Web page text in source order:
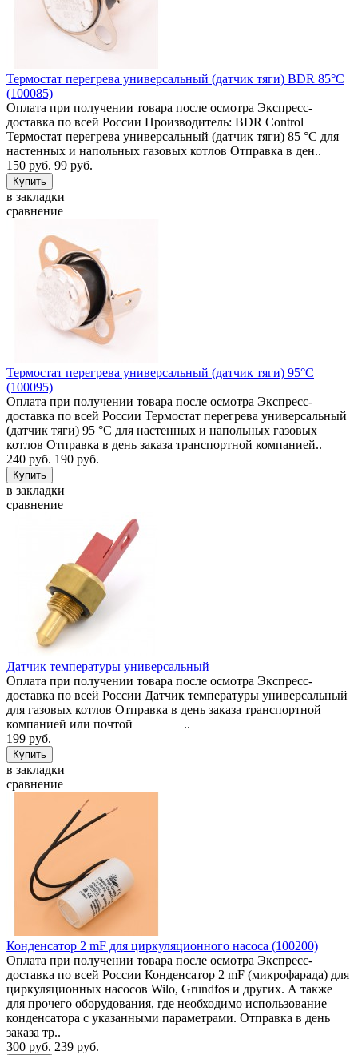
Термостат перегрева универсальный (датчик тяги) BDR 85°C
(100085)
Оплата при получении товара после осмотра Экспресс-
доставка по всей России Производитель: BDR Control
Термостат перегрева универсальный (датчик тяги) 85 °C для
настенных и напольных газовых котлов Отправка в ден..
150 руб. 99 руб.
в закладки
сравнение
Термостат перегрева универсальный (датчик тяги) 95°C
(100095)
Оплата при получении товара после осмотра Экспресс-
доставка по всей России Термостат перегрева универсальный
(датчик тяги) 95 °C для настенных и напольных газовых
котлов Отправка в день заказа транспортной компанией..
240 руб. 190 руб.
в закладки
сравнение
Датчик температуры универсальный
Оплата при получении товара после осмотра Экспресс-
доставка по всей России Датчик температуры универсальный
для газовых котлов Отправка в день заказа транспортной
компанией или почтой ..
199 руб.
в закладки
сравнение
Конденсатор 2 mF для циркуляционного насоса (100200)
Оплата при получении товара после осмотра Экспресс-
доставка по всей России Конденсатор 2 mF (микрофарада) для
циркуляционных насосов Wilo, Grundfos и других. А также
для прочего оборудования, где необходимо использование
конденсатора с указанными параметрами. Отправка в день
заказа тр..
300 руб. 239 руб.